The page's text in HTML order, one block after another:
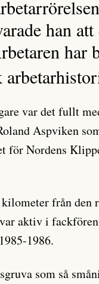
han
har
var det fullt
Aspviken
för Nordens
från den
aktiv i
1986.
som så